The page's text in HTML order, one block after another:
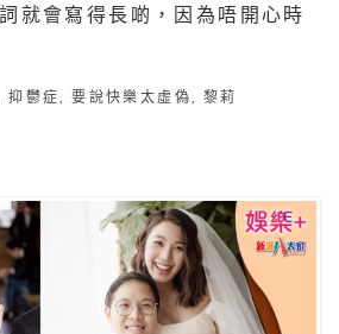
就會寫得長啲，因為唔開心時
,抑鬱症 ,要說快樂太虛偽 黎莉